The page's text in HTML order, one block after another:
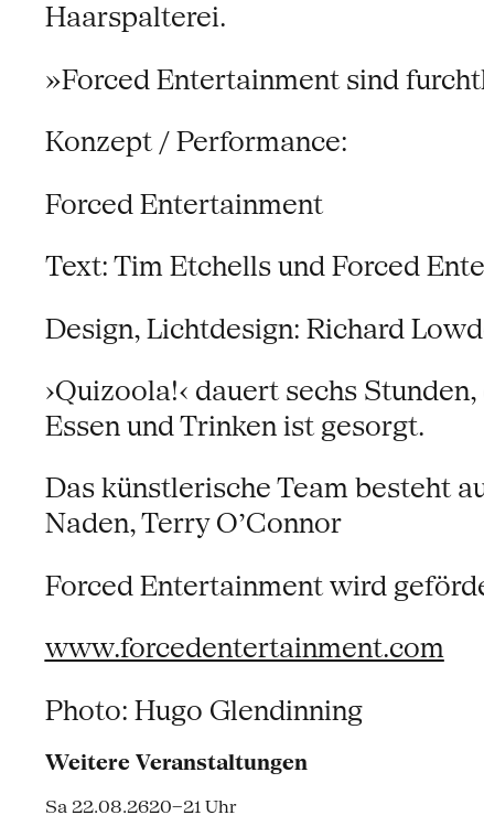
Haarspalterei.
»Forced Entertainment sind
Konzept / Performance:
Forced Entertainment
Text: Tim Etchells und Forced
Design, Lichtdesign: Richard
›Quizoola!‹ dauert sechs
Essen und Trinken ist gesorgt.
Das künstlerische Team besteht
Naden, Terry O’Connor
Forced Entertainment wird
www.forcedentertainment.com
Photo: Hugo Glendinning
Weitere Veranstaltungen
Sa 22.08.2620–21 Uhr